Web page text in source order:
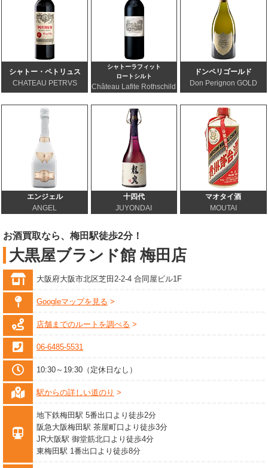
シャトー・ペトリュス
CHATEAU PETRVS
シャトーラフィット
ロートシルト
Château Lafite Rothschild
ドンペリゴールド
Don Perignon GOLD
エンジェル
ANGEL
十四代
JUYONDAI
マオタイ酒
MOUTAI
お酒買取なら、梅田駅徒歩2分！
大黒屋ブランド館 梅田店
大阪府大阪市北区芝田2-2-4 合同屋ビル1F
Googleマップを見る
店舗までのルートを調べる
06-6485-5531
10:30～19:30（定休日なし）
駅からの詳しい道のり
地下鉄梅田駅 5番出口より徒歩2分
阪急大阪梅田駅 茶屋町口より徒歩3分
JR大阪駅 御堂筋北口より徒歩4分
東梅田駅 1番出口より徒歩8分